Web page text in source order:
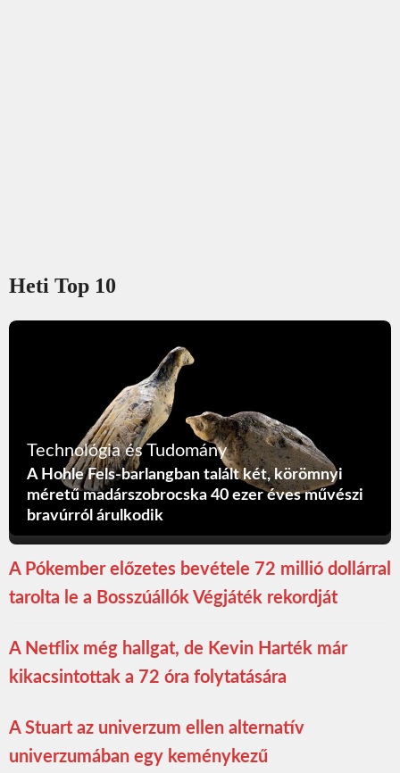
Heti Top 10
Technológia és Tudomány
A Hohle Fels-barlangban talált két, körömnyi
méretű madárszobrocska 40 ezer éves művészi
bravúrról árulkodik
A Pókember előzetes bevétele 72 millió dollárral
tarolta le a Bosszúállók Végjáték rekordját
A Netflix még hallgat, de Kevin Harték már
kikacsintottak a 72 óra folytatására
A Stuart az univerzum ellen alternatív
univerzumában egy keménykezű